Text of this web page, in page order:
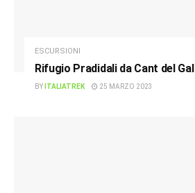
ESCURSIONI
Rifugio Pradidali da Cant del Gal
BY ITALIATREK 25 MARZO 2023